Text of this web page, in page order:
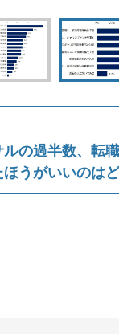
の過半数、転
うがいいのは